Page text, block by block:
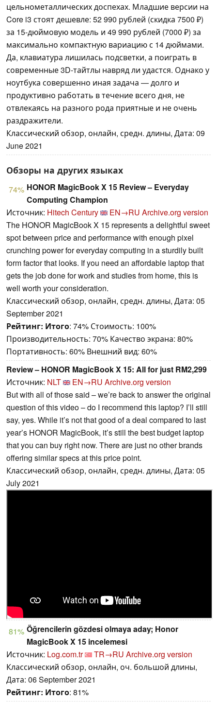
цельнометаллических доспехах. Младшие версии на
Core i3 стоят дешевле: 52 990 рублей (скидка 7500 ₽)
за 15-дюймовую модель и 49 990 рублей (7000 ₽) за
максимально компактную вариацию с 14 дюймами.
Да, клавиатура лишилась подсветки, а поиграть в
современные 3D-тайтлы навряд ли удастся. Однако у
ноутбука совершенно иная задача — долго и
продуктивно работать в течение всего дня, не
отвлекаясь на разного рода приятные и не очень
раздражители.
Классический обзор, онлайн, средн. длины, Дата: 09
June 2021
Обзоры на других языках
74% HONOR MagicBook X 15 Review – Everyday
Computing Champion
Источник: Hitech Century EN→RU Archive.org version
The HONOR MagicBook X 15 represents a delightful sweet
spot between price and performance with enough pixel
crunching power for everyday computing in a sturdily built
form factor that looks. If you need an affordable laptop that
gets the job done for work and studies from home, this is
well worth your consideration.
Классический обзор, онлайн, средн. длины, Дата: 05
September 2021
Рейтинг: Итого: 74% Стоимость: 100%
Производительность: 70% Качество экрана: 80%
Портативность: 60% Внешний вид: 60%
Review – HONOR MagicBook X 15: All for just RM2,299
Источник: NLT EN→RU Archive.org version
But with all of those said – we’re back to answer the original
question of this video – do I recommend this laptop? I’ll still
say, yes. While it’s not that good of a deal compared to last
year’s HONOR MagicBook, it’s still the best budget laptop
that you can buy right now. There are just no other brands
offering similar specs at this price point.
Классический обзор, онлайн, средн. длины, Дата: 05
July 2021
81% Öğrencilerin gözdesi olmaya aday; Honor
MagicBook X 15 incelemesi
Источник: Log.com.tr TR→RU Archive.org version
Классический обзор, онлайн, оч. большой длины,
Дата: 06 September 2021
Рейтинг: Итого: 81%